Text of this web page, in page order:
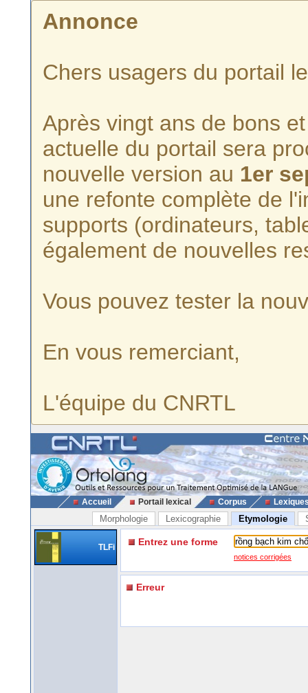
Annonce
Chers usagers du portail
Après vingt ans de bons
actuelle du portail sera
nouvelle version au 1er
une refonte complète de
supports (ordinateurs,
également de nouvelles
Vous pouvez tester la
En vous remerciant,
L'équipe du CNRTL
Accueil Portail lexical Corpus
Morphologie Lexicographie Etymologie
TLFi Entrez une forme
notices corrigées
Erreur